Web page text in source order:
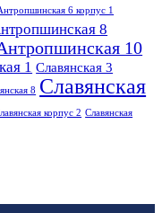
6 корпус 1
8
10
1 Славянская 3
8 Славянская
корпус 2 Славянская